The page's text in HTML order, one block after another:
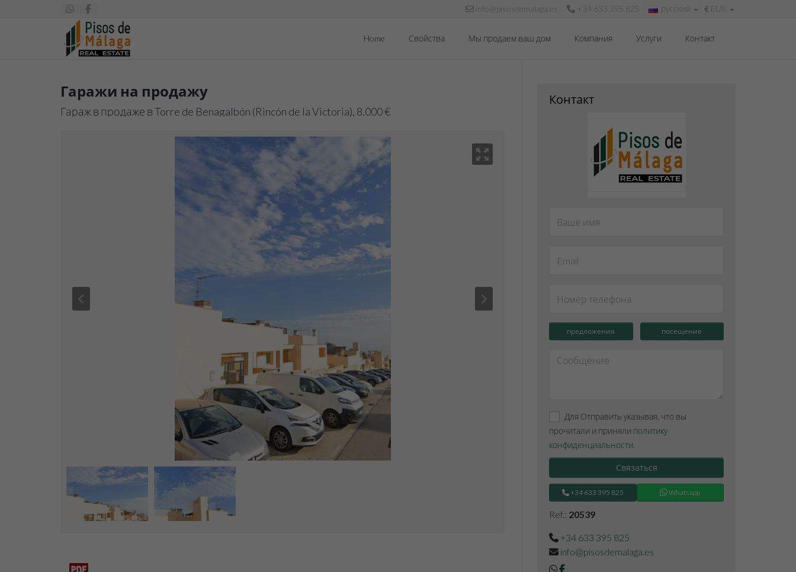
info@pisosdemalaga.es +34 633 395 825 русский € EUR
Home Свойства Мы продаем ваш дом Компания Услуги Контакт
Гаражи на продажу
Гараж в продаже в Torre de Benagalbón (Rincón de la Victoria), 8.000 €
Контакт
предложения посещение
Для Отправить указывая, что вы
прочитали и приняли политику
конфиденциальности
Связаться
+34 633 395 825 Whatsapp
Ref.: 20539
+34 633 395 825
info@pisosdemalaga.es